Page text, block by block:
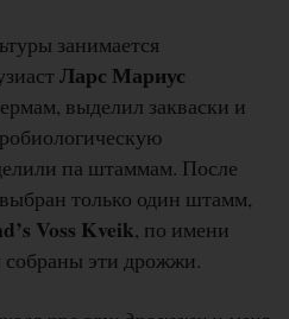
занимается
Ларс Мариус
выделил закваски и
па штаммам. После
только один штамм,
Voss Kveik, по имени
собраны эти дрожжи.